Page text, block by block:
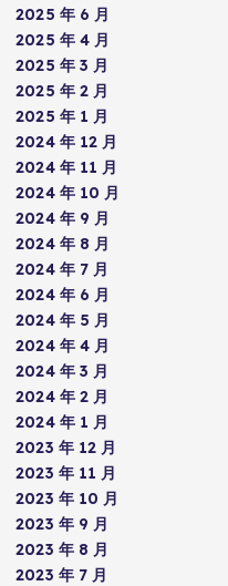
2025 年 6 月
2025 年 4 月
2025 年 3 月
2025 年 2 月
2025 年 1 月
2024 年 12 月
2024 年 11 月
2024 年 10 月
2024 年 9 月
2024 年 8 月
2024 年 7 月
2024 年 6 月
2024 年 5 月
2024 年 4 月
2024 年 3 月
2024 年 2 月
2024 年 1 月
2023 年 12 月
2023 年 11 月
2023 年 10 月
2023 年 9 月
2023 年 8 月
2023 年 7 月